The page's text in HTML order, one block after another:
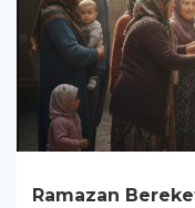
Ramazan